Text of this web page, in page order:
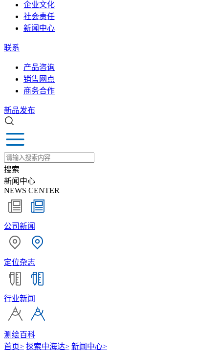
企业文化
社会责任
新闻中心
联系
产品咨询
销售网点
商务合作
新品发布
搜索
新闻中心
NEWS CENTER
公司新闻
定位杂志
行业新闻
测绘百科
首页> 探索中海达> 新闻中心>